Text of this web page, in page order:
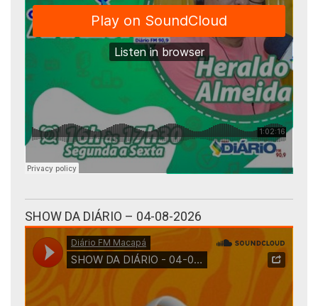
SHOW DA DIÁRIO – 04-08-2026